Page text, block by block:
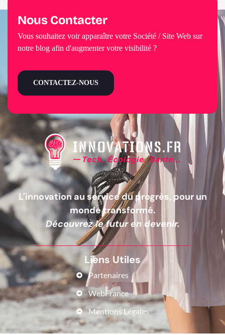
L'innovation au service du progrès, pour un
monde transformé.
Découvrez le futur en devenir.
Liens Utiles
Partenaires
WebFrance
Mentions Légales
Nous Contacter
Vous souhaitez voir apparaître votre Société / Site Web sur
notre blog afin d'augmenter votre visibilité ?
CONTACTEZ-NOUS